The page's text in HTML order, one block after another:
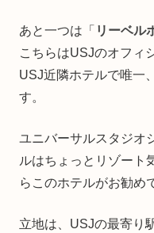
あと一つは「 リーベル
こちらはUSJのオフィ
USJ近隣ホテルで唯一
す。
ユニバーサルスタジオ
ルはちょっとリゾート
らこのホテルがお勧め
立地は、USJの最寄り